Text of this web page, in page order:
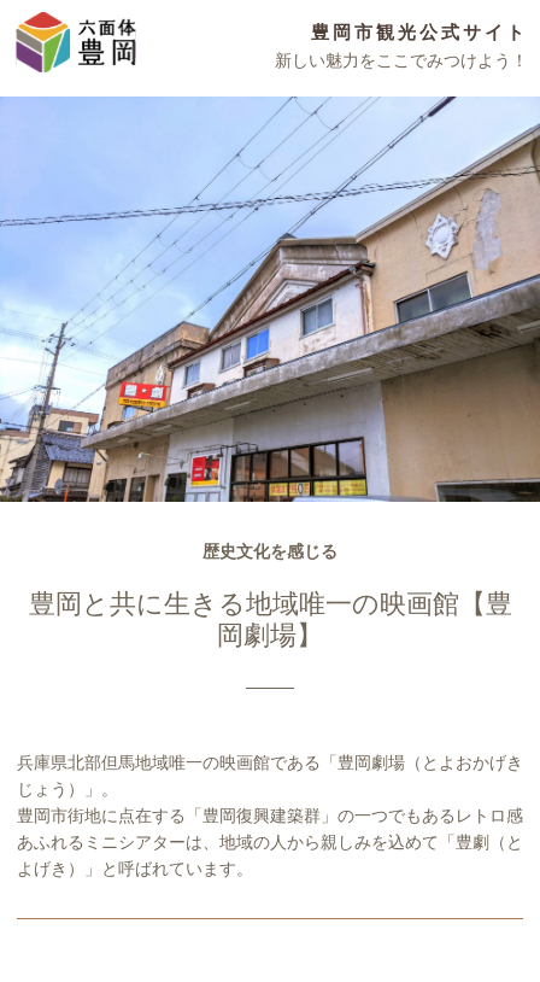
豊岡市観光公式サイト
新しい魅力をここでみつけよう！
歴史文化を感じる
豊岡と共に生きる地域唯一の映画館【豊
岡劇場】
兵庫県北部但馬地域唯一の映画館である「豊岡劇場（とよおかげき
じょう）」。
豊岡市街地に点在する「豊岡復興建築群」の一つでもあるレトロ感
あふれるミニシアターは、地域の人から親しみを込めて「豊劇（と
よげき）」と呼ばれています。